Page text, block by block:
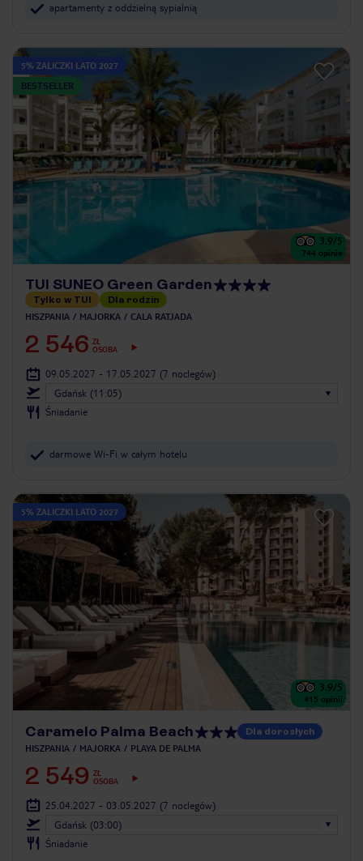
apartamenty z oddzielną sypialnią
5% ZALICZKI LATO 2027
BESTSELLER
3.9/5
744 opinie
TUI SUNEO Green Garden
Tylko w TUI Dla rodzin
HISZPANIA MAJORKA CALA RATJADA
2 546 ZŁ
OSOBA
09.05.2027 - 17.05.2027 (7 noclegów)
Gdańsk (11:05)
Śniadanie
darmowe Wi-Fi w całym hotelu
5% ZALICZKI LATO 2027
3.9/5
415 opinii
Caramelo Palma Beach Dla dorosłych
HISZPANIA MAJORKA PLAYA DE PALMA
2 549 ZŁ
OSOBA
25.04.2027 - 03.05.2027 (7 noclegów)
Gdańsk (03:00)
Śniadanie